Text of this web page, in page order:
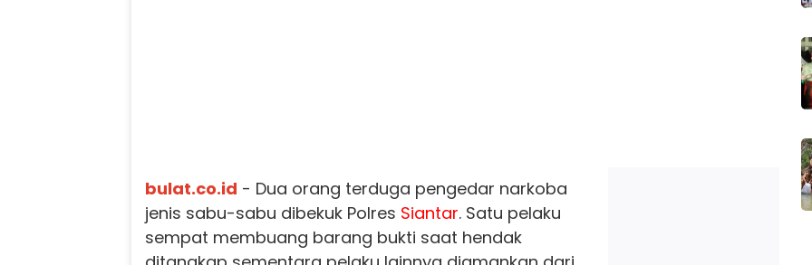
bulat.co.id - Dua orang terduga pengedar narkoba
jenis sabu-sabu dibekuk Polres Siantar. Satu pelaku
sempat membuang barang bukti saat hendak